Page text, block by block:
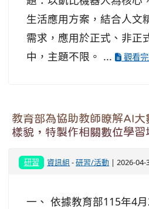
生活應用方案，結合人文
需求，應用於正式、非正
中，主題不限。 ...
觀看
教育部為協助教師瞭解AI
樣貌，特製作相關數位學習
研習 資訊組 -研習/活動 | 2026-04-
一、 依據教育部115年4